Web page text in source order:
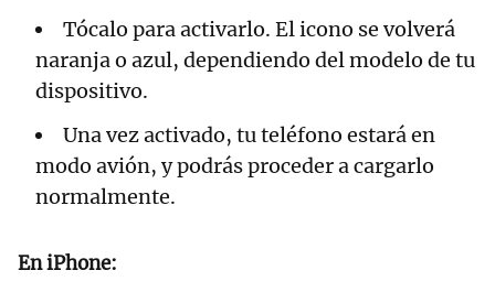
Tócalo para activarlo. El icono se volverá
naranja o azul, dependiendo del modelo de tu
dispositivo.
Una vez activado, tu teléfono estará en
modo avión, y podrás proceder a cargarlo
normalmente.
EniPhone: